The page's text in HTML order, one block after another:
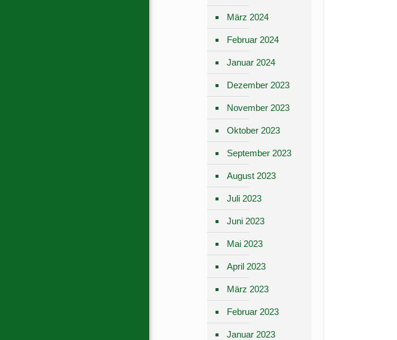
März 2024
Februar 2024
Januar 2024
Dezember 2023
November 2023
Oktober 2023
September 2023
August 2023
Juli 2023
Juni 2023
Mai 2023
April 2023
März 2023
Februar 2023
Januar 2023